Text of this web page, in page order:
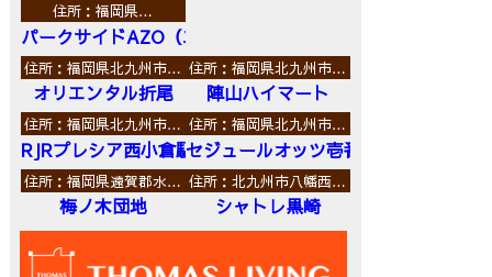
住所：福岡県…
パークサイドAZO（エーゼットオー）
住所：福岡県北九州市…
オリエンタル折尾
住所：福岡県北九州市…
陣山ハイマート
住所：福岡県北九州市…
RJRプレシア西小倉駅前
住所：福岡県北九州市…
セジュールオッツ壱番館
住所：福岡県遠賀郡水…
梅ノ木団地
住所：北九州市八幡西…
シャトレ黒崎